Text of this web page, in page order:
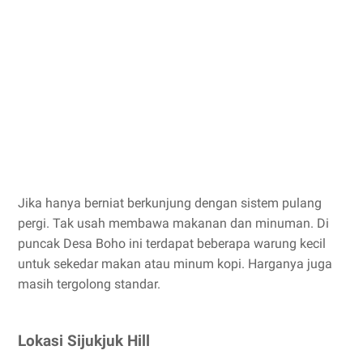
Jika hanya berniat berkunjung dengan sistem pulang
pergi. Tak usah membawa makanan dan minuman. Di
puncak Desa Boho ini terdapat beberapa warung kecil
untuk sekedar makan atau minum kopi. Harganya juga
masih tergolong standar.
Lokasi Sijukjuk Hill